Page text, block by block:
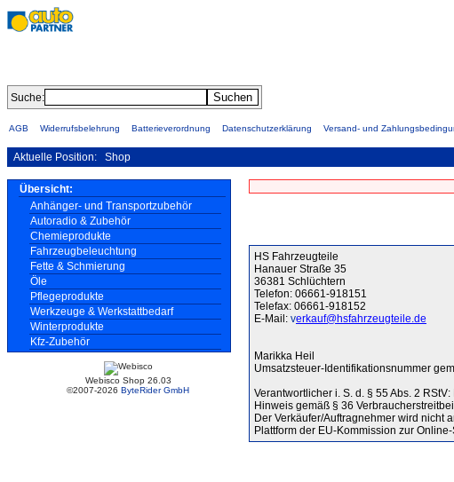
Suche:
AGB Widerrufsbelehrung Batterieverordnung Datenschutzerklärung Versand- und
Aktuelle Position: Shop
Übersicht:
Anhänger- und Transportzubehör
Autoradio & Zubehör
Chemieprodukte
Fahrzeugbeleuchtung
Fette & Schmierung
Öle
Pflegeprodukte
Werkzeuge & Werkstattbedarf
Winterprodukte
Kfz-Zubehör
Webisco Shop 26.03
©2007-2026 ByteRider GmbH
HS Fahrzeugteile
Hanauer Straße 35
36381 Schlüchtern
Telefon: 06661-918151
Telefax: 06661-918152
E-Mail: verkauf@hsfahrzeugteile.de
Marikka Heil
Umsatzsteuer-Identifikationsnummer
Verantwortlicher i. S. d. § 55 Abs. 2
Hinweis gemäß § 36
Der Verkäufer/Auftragnehmer wird nicht
Plattform der EU-Kommission zur